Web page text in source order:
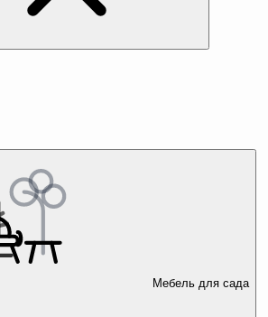
Мебель для сада